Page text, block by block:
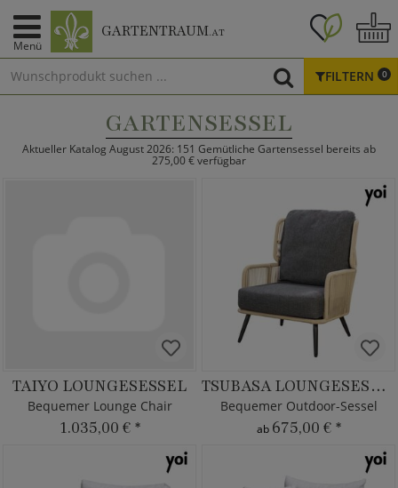
Menü
GARTENTRAUM.AT
FILTERN 0
GARTENSESSEL
Aktueller Katalog August 2026: 151 Gemütliche Gartensessel bereits ab
275,00 € verfügbar
TAIYO LOUNGESESSEL
Bequemer Lounge Chair
1.035,00 € *
TSUBASA LOUNGESESSEL
Bequemer Outdoor-Sessel
ab 675,00 € *